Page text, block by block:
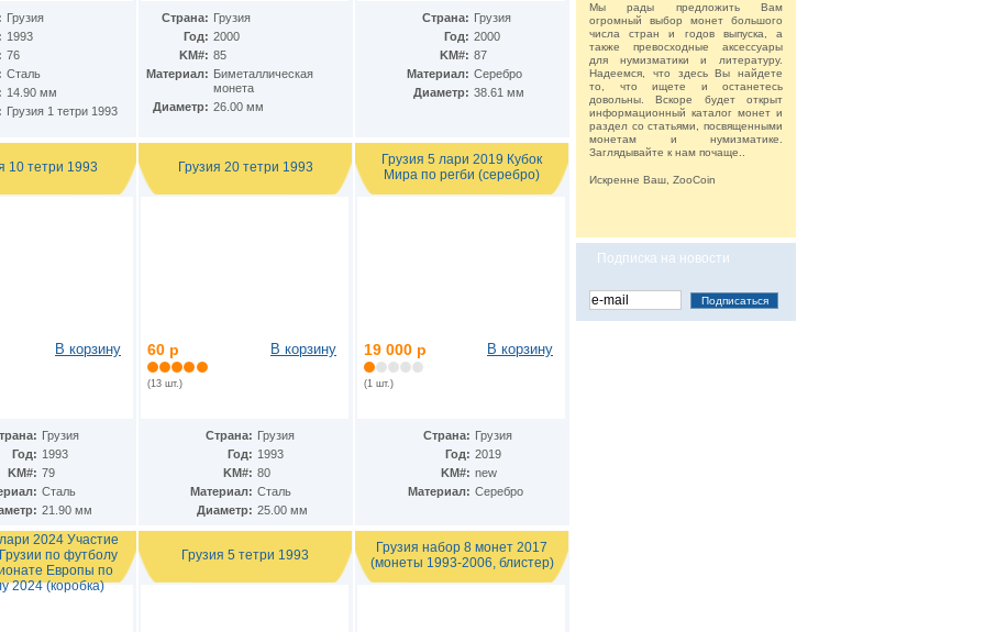
Мы рады предложить Вам
огромный выбор монет большого
числа стран и годов выпуска, а
также превосходные аксессуары
для нумизматики и литературу.
Надеемся, что здесь Вы найдете
то, что ищете и останетесь
довольны. Вскоре будет открыт
информационный каталог монет и
раздел со статьями, посвященными
монетам и нумизматике.
Заглядывайте к нам почаще..
Искренне Ваш, ZooCoin
Подписка на новости
Грузия
1993
76
Сталь
14.90 мм
Грузия 1 тетри 1993
Страна: Грузия
Год: 2000
KM#: 85
Материал: Биметаллическая
монета
Диаметр: 26.00 мм
Страна: Грузия
Год: 2000
KM#: 87
Материал: Серебро
Диаметр: 38.61 мм
10 тетри 1993
В корзину
Грузия
Год: 1993
KM#: 79
Сталь
21.90 мм
Грузия 20 тетри 1993
60 р
(13 шт.)
В корзину
Страна: Грузия
Год: 1993
KM#: 80
Материал: Сталь
Диаметр: 25.00 мм
Грузия 5 лари 2019 Кубок
Мира по регби (серебро)
19 000 р
(1 шт.)
В корзину
Страна: Грузия
Год: 2019
KM#: new
Материал: Серебро
2024 Участие
по футболу
Европы по
2024 (коробка)
Грузия 5 тетри 1993
Грузия набор 8 монет 2017
(монеты 1993-2006, блистер)